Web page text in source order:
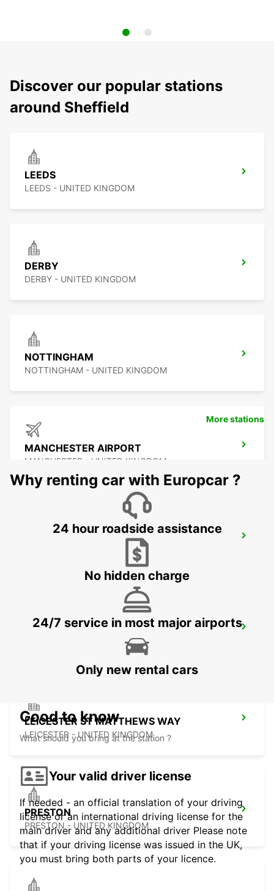
Discover our popular stations
around Sheffield
LEEDS
LEEDS - UNITED KINGDOM
DERBY
DERBY - UNITED KINGDOM
NOTTINGHAM
NOTTINGHAM - UNITED KINGDOM
MANCHESTER AIRPORT
MANCHESTER - UNITED KINGDOM
MANCHESTER TRAFFORD PARK
MANCHESTER - UNITED KINGDOM
HULL
HULL - UNITED KINGDOM
LEICESTER ST MATTHEWS WAY
LEICESTER - UNITED KINGDOM
PRESTON
PRESTON - UNITED KINGDOM
More stations
Why renting car with Europcar ?
24 hour roadside assistance
No hidden charge
24/7 service in most major airports
Only new rental cars
Good to know
What should you bring at the station ?
Your valid driver license
If needed - an official translation of your driving
license or an international driving license for the
main driver and any additional driver Please note
that if your driving license was issued in the UK,
you must bring both parts of your licence.